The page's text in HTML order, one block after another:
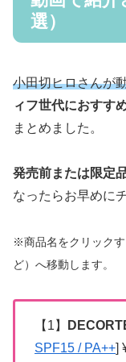
選）
小田切ヒロさんが
ィフ世代におすす
まとめました。
発売前または限定
なったらお早めに
※商品名をクリック
ど）へ移動します。
【1】
SPF15 / PA++]